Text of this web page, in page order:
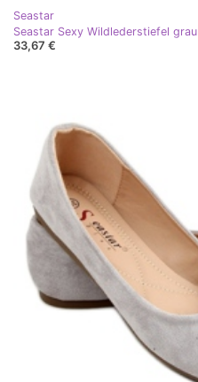
Seastar
Seastar Sexy Wildlederstiefel grau
33,67 €